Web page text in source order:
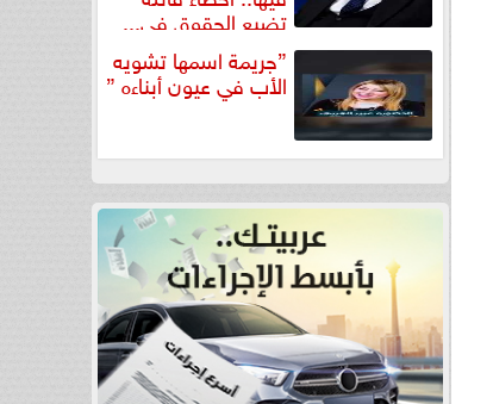
تضيع الحقوق في...
”جريمة اسمها تشويه
الأب في عيون أبناءه ”